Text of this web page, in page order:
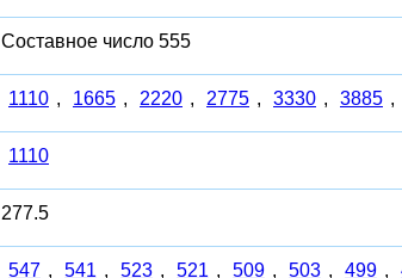
Составное число 555
1110 , 1665 , 2220 , 2775 , 3330 , 3885 ,
1110
277.5
547 , 541 , 523 , 521 , 509 , 503 , 499 ,